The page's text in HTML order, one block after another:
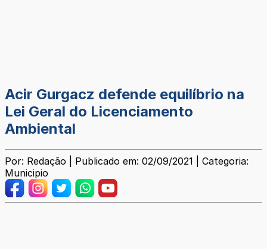
Acir Gurgacz defende equilíbrio na
Lei Geral do Licenciamento
Ambiental
Por: Redação | Publicado em: 02/09/2021 | Categoria:
Municipio